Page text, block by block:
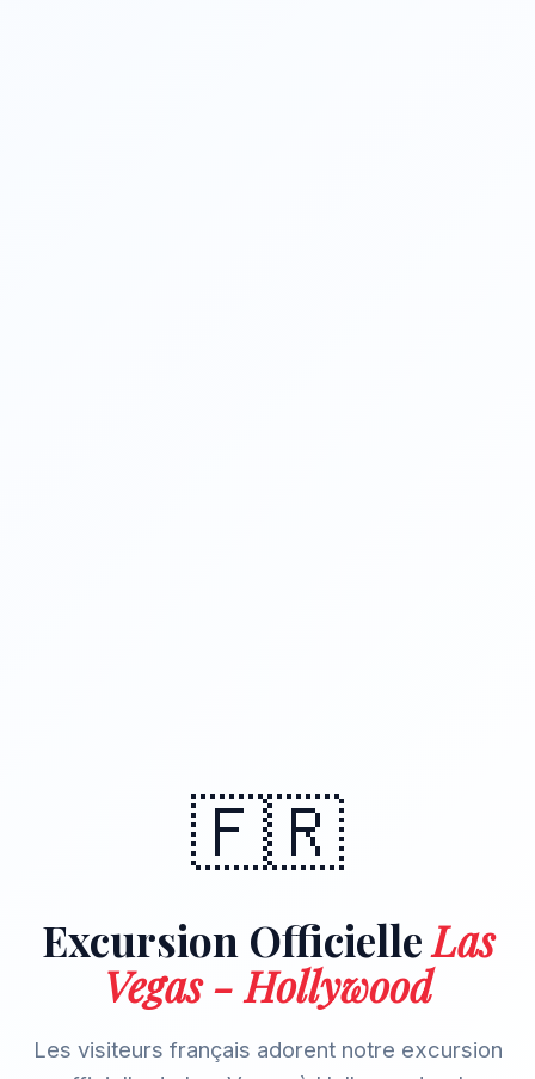
🇫🇷
Excursion OfficielleLas
Vegas - Hollywood
Les visiteurs français adorent notre excursion